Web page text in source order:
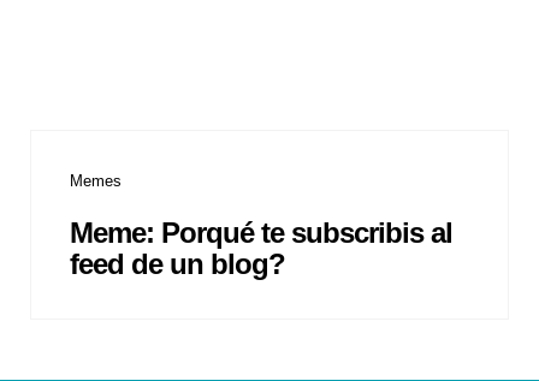
Memes
Meme: Porqué te subscribis al
feed de un blog?